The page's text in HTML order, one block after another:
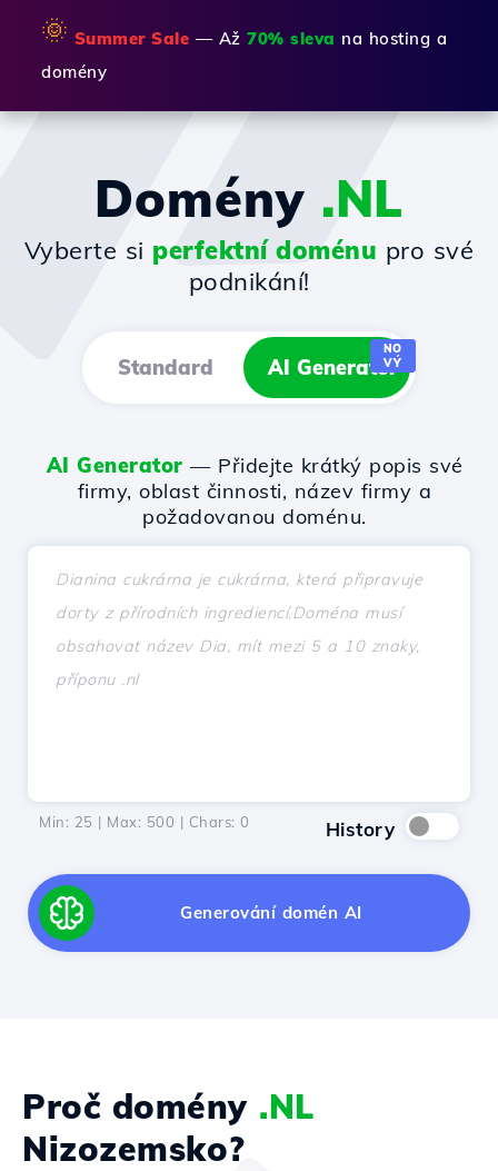
🌞 Summer Sale — Až 70% sleva na hosting a
domény
Domény .NL
Vyberte si perfektní doménu pro své
podnikání!
Standard AI Generator
NO
VÝ
AI Generator — Přidejte krátký popis své
firmy, oblast činnosti, název firmy a
požadovanou doménu.
Min: 25 | Max: 500 | Chars: 0 History
Generování domén AI
Proč domény .NL
Nizozemsko?